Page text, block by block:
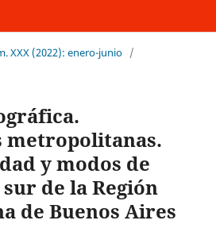
XXX (2022): enero-junio /
metropolitanas.
y modos de
de la Región
de Buenos Aires